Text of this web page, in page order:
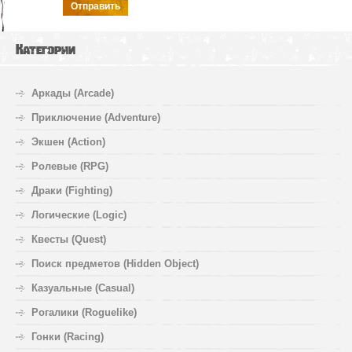
Отправить
Категории
Аркады (Arcade)
Приключение (Adventure)
Экшен (Action)
Ролевые (RPG)
Драки (Fighting)
Логические (Logic)
Квесты (Quest)
Поиск предметов (Hidden Object)
Казуальные (Casual)
Рогалики (Roguelike)
Гонки (Racing)